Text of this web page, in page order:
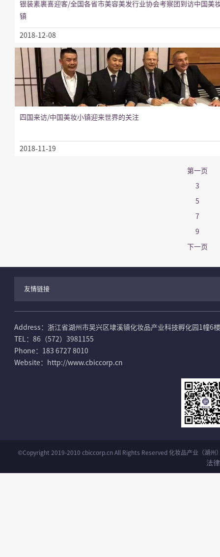
银装素裹喜迎客/全国各省市美容美发行业协会考察团到访中国美
镇
2018-12-08
四国来访/中国美妆小镇迎来世界的关注
2018-11-19
第一页
3
5
7
9
下一页
友情链接
Address：浙江省湖州市吴兴区埭溪镇化妆品产业科技孵化园1幢6
TEL：86（572）3981155
Phone：183 6727 8010
Website：http://www.cbiccorp.cn
©Copyright 2019-2010 cbiccorp.cn All Rights Reserved 化妆品产业（湖州
法